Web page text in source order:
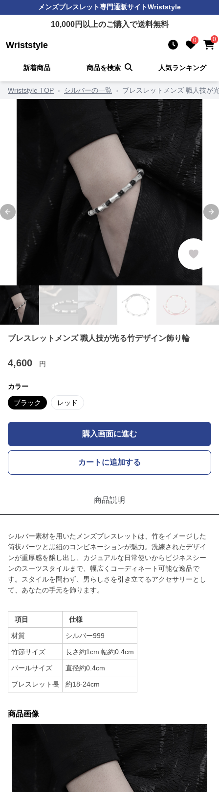
メンズブレスレット専門通販サイトWriststyle
10,000円以上のご購入で送料無料
Wriststyle 0 0
新着商品 商品を検索 人気ランキング
Wriststyle TOP › シルバーの一覧 › ブレスレットメンズ 職人技が
Previous slide
ブレスレットメンズ 職人技が光る竹デザイン飾り輪
4,600 円
カラー
ブラック レッド
購入画面に進む
カートに追加する
商品説明
シルバー素材を用いたメンズブレスレットは、竹をイメージした
筒状パーツと黒紐のコンビネーションが魅力。洗練されたデザイ
ンが重厚感を醸し出し、カジュアルな日常使いからビジネスシー
ンのスーツスタイルまで、幅広くコーディネート可能な逸品で
す。スタイルを問わず、男らしさを引き立てるアクセサリーとし
て、あなたの手元を飾ります。
項目 仕様
材質 シルバー999
竹節サイズ 長さ約1cm 幅約0.4cm
パールサイズ 直径約0.4cm
ブレスレット長 約18-24cm
商品画像